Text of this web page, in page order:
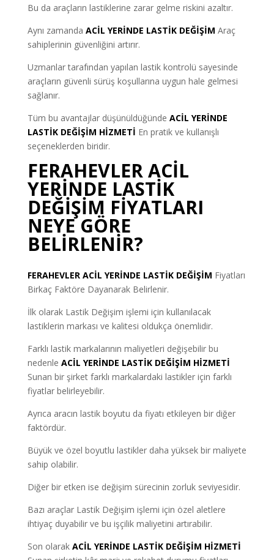
Bu da araçların lastiklerine zarar gelme riskini azaltır.
Aynı zamanda ACİL YERİNDE LASTİK DEĞİŞİM Araç
sahiplerinin güvenliğini artırır.
Uzmanlar tarafından yapılan lastik kontrolü sayesinde
araçların güvenli sürüş koşullarına uygun hale gelmesi
sağlanır.
Tüm bu avantajlar düşünüldüğünde ACİL YERİNDE
LASTİK DEĞİŞİM HİZMETİ En pratik ve kullanışlı
seçeneklerden biridir.
FERAHEVLER ACİL
YERİNDE LASTİK
DEĞİŞİM FİYATLARI
NEYE GÖRE
BELİRLENİR?
FERAHEVLER ACİL YERİNDE LASTİK DEĞİŞİM Fiyatları
Birkaç Faktöre Dayanarak Belirlenir.
İlk olarak Lastik Değişim işlemi için kullanılacak
lastiklerin markası ve kalitesi oldukça önemlidir.
Farklı lastik markalarının maliyetleri değişebilir bu
nedenle ACİL YERİNDE LASTİK DEĞİŞİM HİZMETİ
Sunan bir şirket farklı markalardaki lastikler için farklı
fiyatlar belirleyebilir.
Ayrıca aracın lastik boyutu da fiyatı etkileyen bir diğer
faktördür.
Büyük ve özel boyutlu lastikler daha yüksek bir maliyete
sahip olabilir.
Diğer bir etken ise değişim sürecinin zorluk seviyesidir.
Bazı araçlar Lastik Değişim işlemi için özel aletlere
ihtiyaç duyabilir ve bu işçilik maliyetini artırabilir.
Son olarak ACİL YERİNDE LASTİK DEĞİŞİM HİZMETİ